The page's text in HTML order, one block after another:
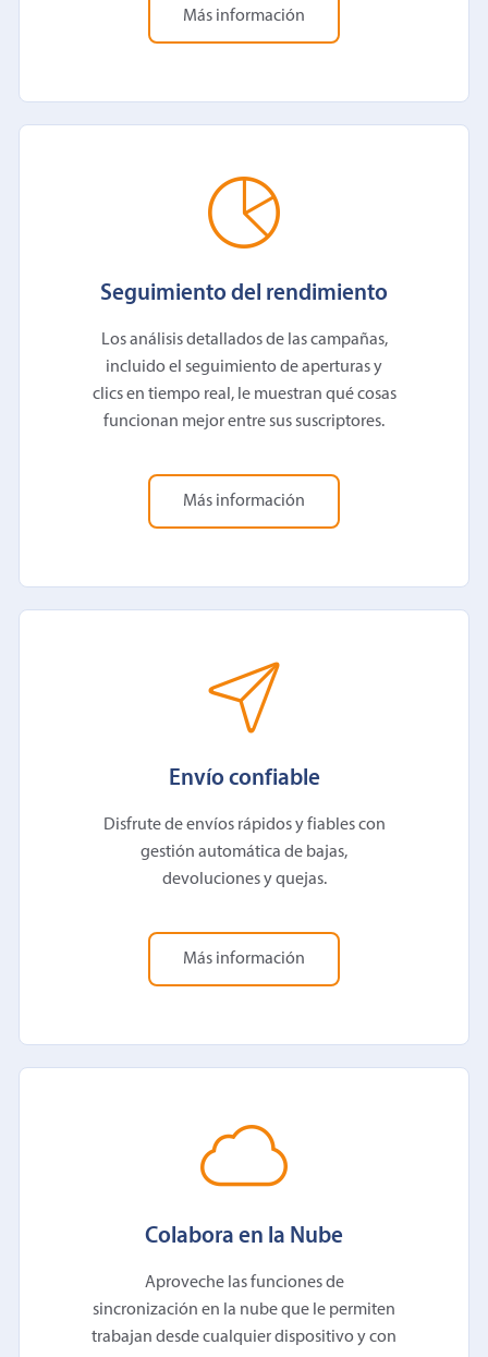
Más información
Seguimiento del rendimiento
Los análisis detallados de las campañas,
incluido el seguimiento de aperturas y
clics en tiempo real, le muestran qué cosas
funcionan mejor entre sus suscriptores.
Más información
Envío confiable
Disfrute de envíos rápidos y fiables con
gestión automática de bajas,
devoluciones y quejas.
Más información
Colabora en la Nube
Aproveche las funciones de
sincronización en la nube que le permiten
trabajan desde cualquier dispositivo y con